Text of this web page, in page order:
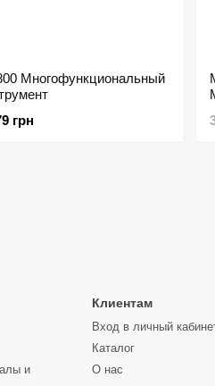
Многофункциональный
грн
и
Клиентам
Вход в личный
Каталог
О нас